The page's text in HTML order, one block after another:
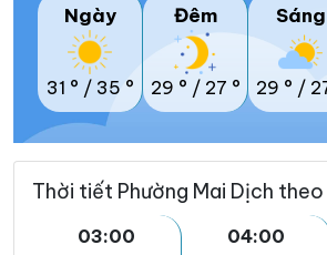
Ngày
31 ° / 35 °
Đêm
29 ° / 27 °
Sáng
29 ° /
Thời tiết Phường Mai Dịch
03:00
04:00